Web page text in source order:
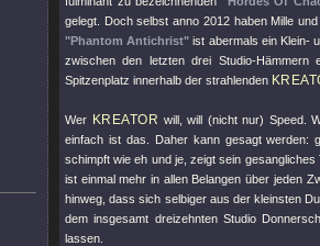
gelegt. Doch selbst anno 2012 haben Mille
"Phantom Antichrist" ist abermals ein Klein-
zwischen den letzten drei Studio-
Spitzenplatz innerhalb der strahlenden
Wer KREATOR will, will (nicht nur) Speed.
einfach ist das. Daher kann gesagt
schimpft wie eh und je, zeigt sein
ist einmal mehr in allen Belangen über jeden
hinweg, dass sich selbiger aus der kleinsten
dem insgesamt dreizehnten Studio
lassen.